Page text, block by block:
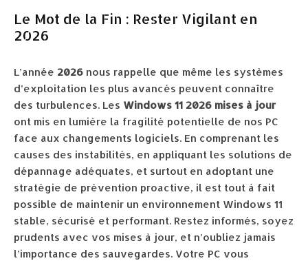
Le Mot de la Fin : Rester Vigilant en
2026
L’année 2026 nous rappelle que même les systèmes
d’exploitation les plus avancés peuvent connaître
des turbulences. Les Windows 11 2026 mises à jour
ont mis en lumière la fragilité potentielle de nos PC
face aux changements logiciels. En comprenant les
causes des instabilités, en appliquant les solutions de
dépannage adéquates, et surtout en adoptant une
stratégie de prévention proactive, il est tout à fait
possible de maintenir un environnement Windows 11
stable, sécurisé et performant. Restez informés, soyez
prudents avec vos mises à jour, et n’oubliez jamais
l’importance des sauvegardes. Votre PC vous